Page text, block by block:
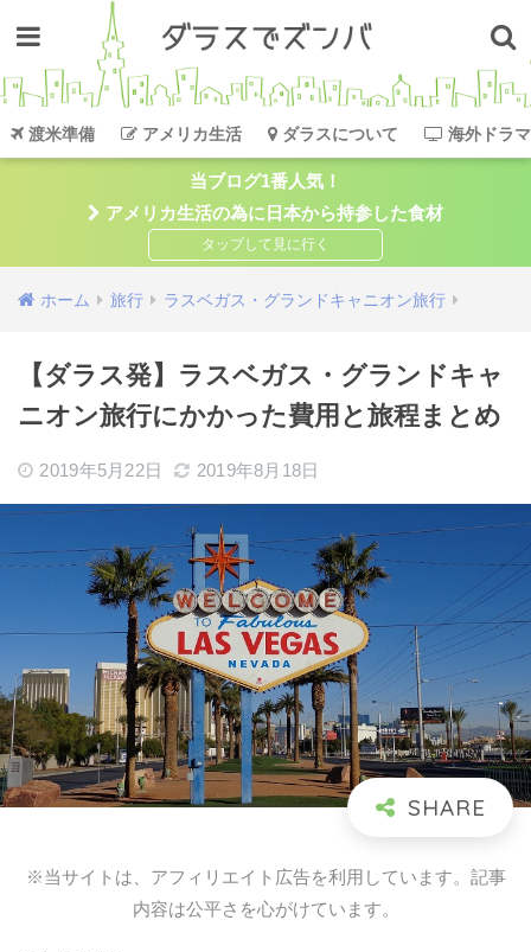
渡米準備 アメリカ生活 ダラスについて 海外ドラ
当ブログ1番人気！
アメリカ生活の為に日本から持参した食材
ホーム 旅行 ラスベガス・グランドキャニオン旅行
【ダラス発】ラスベガス・グランドキャ
ニオン旅行にかかった費用と旅程まとめ
2019年5月22日 2019年8月18日
※当サイトは、アフィリエイト広告を利用しています。記事
内容は公平さを心がけています。